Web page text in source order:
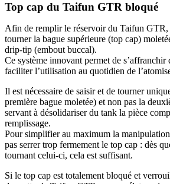
Top cap du Taifun GTR bloqué
Afin de remplir le réservoir du Taifun GTR,
tourner la bague supérieure (top cap)
drip-tip (embout buccal).
Ce système innovant permet de s’affranchir
faciliter l’utilisation au quotidien de
Il est nécessaire de saisir et de tourner
première bague moletée) et non pas la
servant à désolidariser du tank la pièce
remplissage.
Pour simplifier au maximum la
pas serrer trop fermement le top cap : dès
tournant celui-ci, cela est suffisant.
Si le top cap est totalement bloqué et